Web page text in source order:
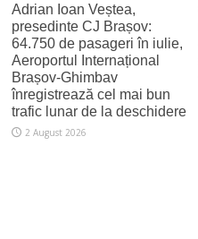
Adrian Ioan Veștea,
presedinte CJ Brașov:
64.750 de pasageri în iulie,
Aeroportul Internațional
Brașov‑Ghimbav
înregistrează cel mai bun
trafic lunar de la deschidere
2 August 2026